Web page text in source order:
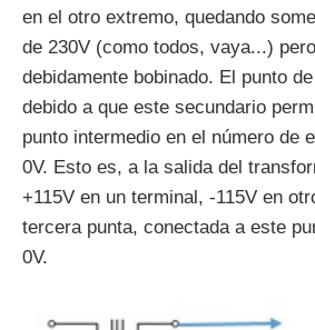
en el otro extremo, quedando
de 230V (como todos, vaya...)
debidamente bobinado. El punto
debido a que este secundario
punto intermedio en el número de
0V. Esto es, a la salida del
+115V en un terminal, -115V en
tercera punta, conectada a este
0V.